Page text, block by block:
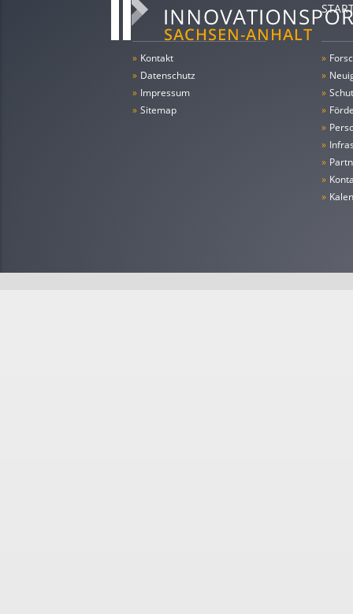
» Kontakt
» Datenschutz
» Impressum
» Sitemap
»
»
»
»
»
»
»
»
»